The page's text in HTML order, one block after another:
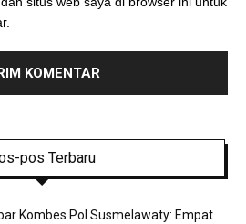
pos Terbaru
Kombes Pol Susmelawaty: Empat